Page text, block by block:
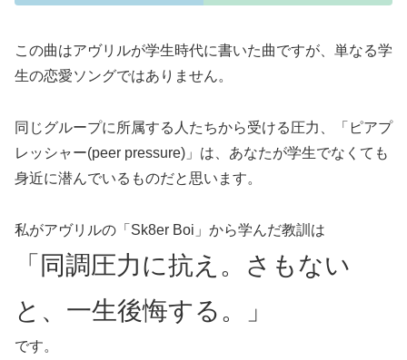
この曲はアヴリルが学生時代に書いた曲ですが、単なる学
生の恋愛ソングではありません。
同じグループに所属する人たちから受ける圧力、「ピアプ
レッシャー(peer pressure)」は、あなたが学生でなくても
身近に潜んでいるものだと思います。
私がアヴリルの「Sk8er Boi」から学んだ教訓は
「同調圧力に抗え。さもない
と、一生後悔する。」
です。